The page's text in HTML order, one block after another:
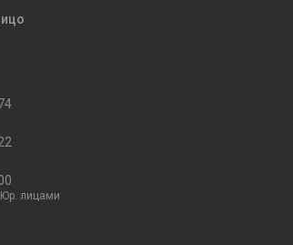
Юр. лицами